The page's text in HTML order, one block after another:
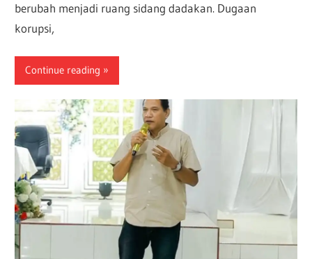
berubah menjadi ruang sidang dadakan. Dugaan
korupsi,
Continue reading